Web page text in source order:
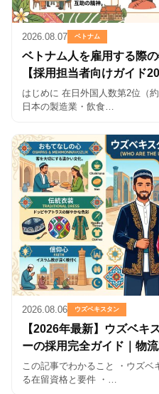
2026.08.07 ベトナム
ベトナム人を雇用する際
【採用担当者向けガイド
はじめに 在日外国人数第2位（
日本の製造業・飲食…
2026.08.06 ウズベキスタン
【2026年最新】ウズベキ
ーの採用完全ガイド｜物
この記事でわかること ・ウズベ
る在留資格と要件 ・…